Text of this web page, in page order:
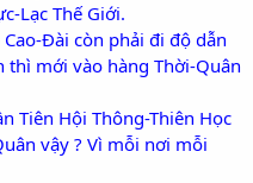
Lạc Thế Giới.
Đài còn phải đi độ dẫn
thì mới vào hàng Thời-Quân
Tiên Hội Thông-Thiên Học
vậy ? Vì mỗi nơi mỗi